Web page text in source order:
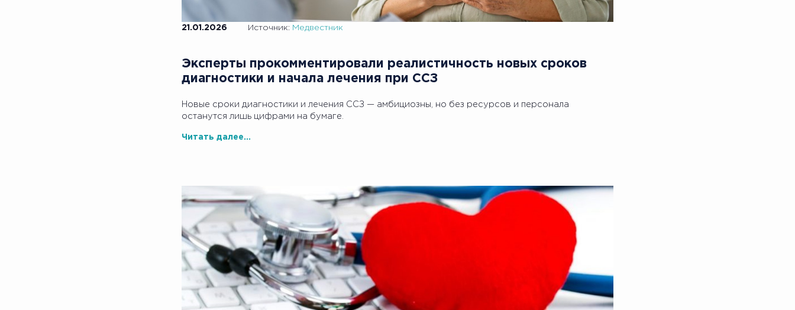
21.01.2026 Источник: Медвестник
Эксперты прокомментировали реалистичность новых сроков
диагностики и начала лечения при ССЗ
Новые сроки диагностики и лечения ССЗ — амбициозны, но без ресурсов и персонала
останутся лишь цифрами на бумаге.
Читать далее...